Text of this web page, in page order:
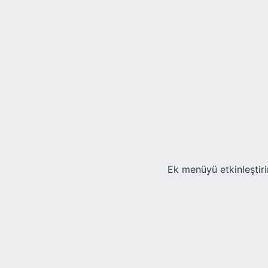
Ek menüyü